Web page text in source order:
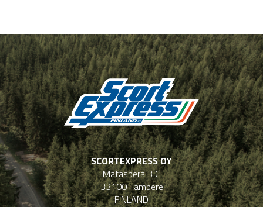
SCORTEXPRESS OY
Mätäsperä 3 C
33100 Tampere
FINLAND